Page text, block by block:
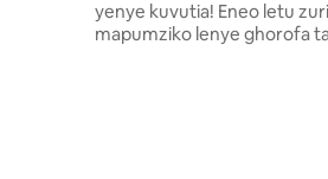
yenye kuvutia! Eneo letu
mapumziko lenye ghorofa